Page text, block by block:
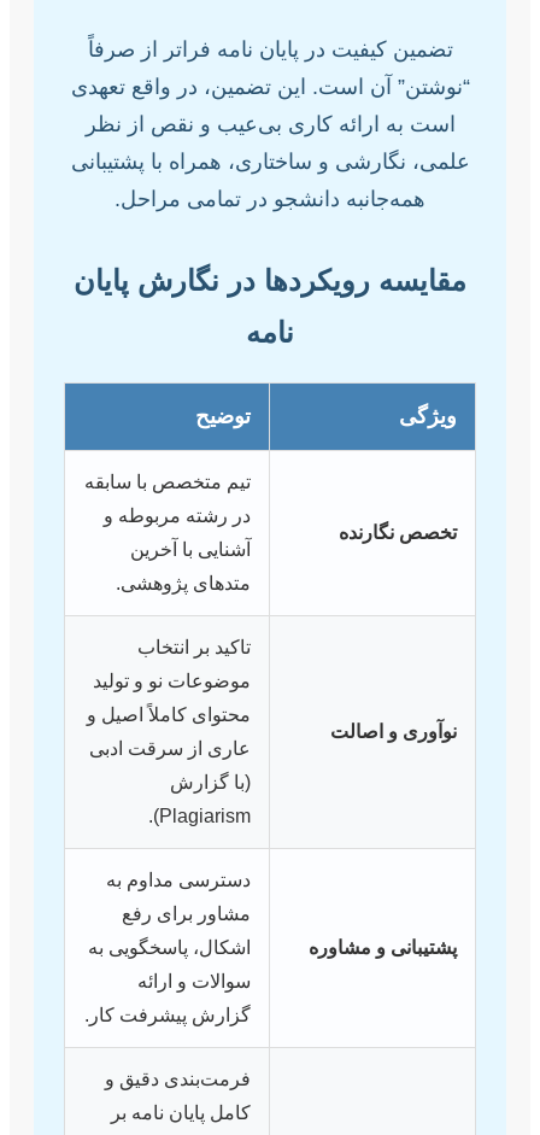
تضمین کیفیت در پایان نامه فراتر از صرفاً
“نوشتن” آن است. این تضمین، در واقع تعهدی
است به ارائه کاری بی‌عیب و نقص از نظر
علمی، نگارشی و ساختاری، همراه با پشتیبانی
همه‌جانبه دانشجو در تمامی مراحل.
مقایسه رویکردها در نگارش پایان
نامه
ویژگی توضیح
تخصص نگارنده
تیم متخصص با سابقه
در رشته مربوطه و
آشنایی با آخرین
متدهای پژوهشی.
نوآوری و اصالت
تاکید بر انتخاب
موضوعات نو و تولید
محتوای کاملاً اصیل و
عاری از سرقت ادبی
(با گزارش
Plagiarism).
پشتیبانی و مشاوره
دسترسی مداوم به
مشاور برای رفع
اشکال، پاسخگویی به
سوالات و ارائه
گزارش پیشرفت کار.
فرمت‌بندی دقیق و
کامل پایان نامه بر